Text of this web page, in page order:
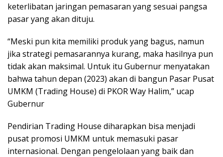
keterlibatan jaringan pemasaran yang sesuai pangsa
pasar yang akan dituju.
“Meski pun kita memiliki produk yang bagus, namun
jika strategi pemasarannya kurang, maka hasilnya pun
tidak akan maksimal. Untuk itu Gubernur menyatakan
bahwa tahun depan (2023) akan di bangun Pasar Pusat
UMKM (Trading House) di PKOR Way Halim,” ucap
Gubernur
Pendirian Trading House diharapkan bisa menjadi
pusat promosi UMKM untuk memasuki pasar
internasional. Dengan pengelolaan yang baik dan